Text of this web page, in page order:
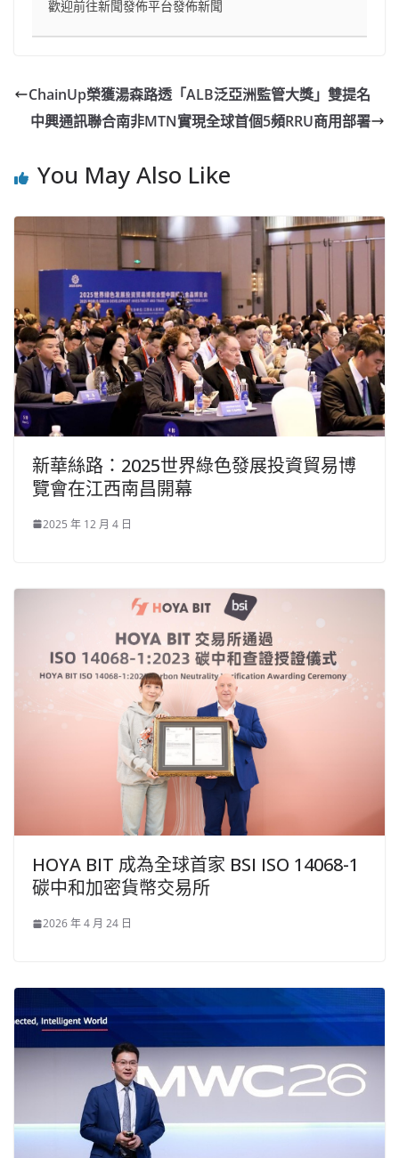
歡迎前往新聞發佈平台發佈新聞
ChainUp榮獲湯森路透「ALB泛亞洲監管大獎」雙提名
中興通訊聯合南非MTN實現全球首個5頻RRU商用部署
You May Also Like
新華絲路：2025世界綠色發展投資貿易博
覽會在江西南昌開幕
2025 年 12 月 4 日
HOYA BIT 成為全球首家 BSI ISO 14068-1
碳中和加密貨幣交易所
2026 年 4 月 24 日